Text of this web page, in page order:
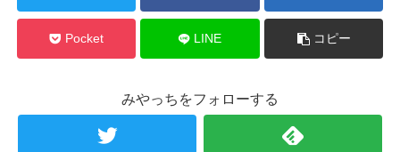
Pocket LINE コピー
みやっちをフォローする